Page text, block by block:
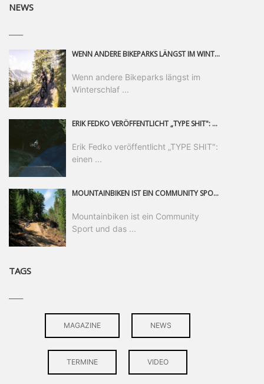
NEWS
WENN ANDERE BIKEPARKS LÄNGST IM WINTERSCHLAF SIND, IST MAN IN SAALFELDEN LEOGANG IMMER NOCH AM MOUNTAINBIKEN. IST DER HERBST DIE SCHÖNSTE ZEIT DES JAHRES? AUF DEN TRAILS RUND UM SAALFELDEN LEOGANG UND IM EPIC BIKEPARK LEOGANG IST ER DAS AUF JEDEN FALL – UND DIE GEFÜHLT DIE LÄNGSTE NOCH DAZU. NOCH BIS MINDESTENS 8. NOVEMBER STEHT DAS PINZGAUER MOUNTAINBIKE-PARADIES ALLEN RIDERN OFFEN, DIE EINFACH NICHT GENUG KRIEGEN KÖNNEN. DABEI HÄLT DIE GOLDENE JAHRESZEIT IN SAALFELDEN LEOGANG WEIT MEHR ALS LINES, TRAILS UND HERBSTPANORAMEN BEREIT: MIT DEM BIKE FESTIVAL, VERSCHIEDENEN LADIES SHRED EVENTS UND EINEM DIE GESAMTE SAISON ANDAUERNDEN PHOTO CONTEST ZUM 25-JÄHRIGEN BIKEPARK-JUBILÄUM GIBT ES RUND UM ÖSTERREICHS ÄLTESTEN BIKEPARK EINIGES ZU ERLEBEN.
Wenn andere Bikeparks längst im
Winterschlaf ...
ERIK FEDKO VERÖFFENTLICHT „TYPE SHIT": EINEN 23-MINÜTIGEN MOUNTAINBIKE-FILM, ÜBER DREI JAHRE RUND UM DIE WELT GEDREHT. ZEITGLEICH LAUNCHT ER DIE GLEICHNAMIGE KOLLEKTION SEINER BRAND TYPE. EIN SEGMENT DES FILMS ERSCHEINT SEPARAT AUF RED BULL BIKE.
Erik Fedko veröffentlicht „TYPE SHIT":
einen ...
MOUNTAINBIKEN IST EIN COMMUNITY SPORT UND DAS BEWEIST SICH IN DER BIKE REPUBLIC SÖLDEN GERADE EINDRUCKSVOLL AUF ALLEN LEVELN. FREERIDE PROFI, SHAPERIN UND FRISCH GEWÄHLTE SWATCH NINES MVP VERO SANDLER IST BEGEISTERT VON DER VIELFALT DER BIKE DESTINATION, DER NEUEN JUMPLINE UND PLÄDIERT FÜR MUT BEI (FRAUEN) COMMUNITIES. VERO UND IHR VERLOBTER SAM HODGES VERBRINGEN MEHRERE MONATE IN DER BIKE REPUBLIC UND LASSEN UNS DARAN TEILHABEN. UM COMMUNITY GEHT ES AUCH BEI DER PARTNERSCHAFT ZWISCHEN SÖLDEN UND DEM NEUEN RIDERS PARK DONOVALY IN DER SLOWAKEI: DER DORTIGE TOURISMUSDIREKTOR JIRI PEC IST ÜBERZEUGT: VON MEHR BIKEPARKS PROFITIERT DIE GANZE MTB-SZENE – UND MIT DOMINIK LINSER, GESCHÄFTSFÜHRER DER BRS, HAT ER DAMIT DEN PERFEKTEN PARTNER GEFUNDEN.
Mountainbiken ist ein Community
Sport und das ...
TAGS
MAGAZINE NEWS
TERMINE VIDEO